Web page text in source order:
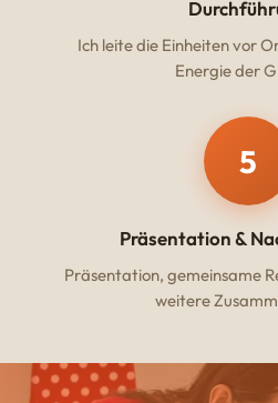
Ich leite die Einheiten vor
Energie der
5
Präsentation &
Präsentation, gemeinsame
weitere